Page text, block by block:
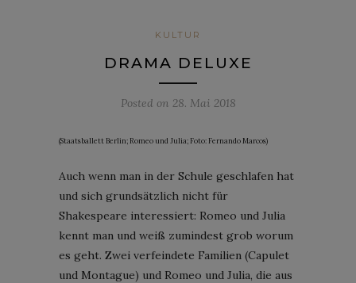
KULTUR
DRAMA DELUXE
Posted on 28. Mai 2018
(Staatsballett Berlin; Romeo und Julia; Foto: Fernando Marcos)
Auch wenn man in der Schule geschlafen hat
und sich grundsätzlich nicht für
Shakespeare interessiert: Romeo und Julia
kennt man und weiß zumindest grob worum
es geht. Zwei verfeindete Familien (Capulet
und Montague) und Romeo und Julia, die aus